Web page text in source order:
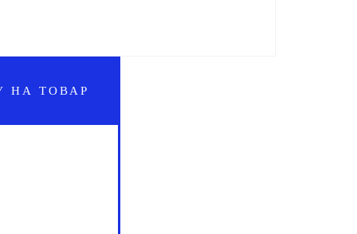
НА ТОВАР